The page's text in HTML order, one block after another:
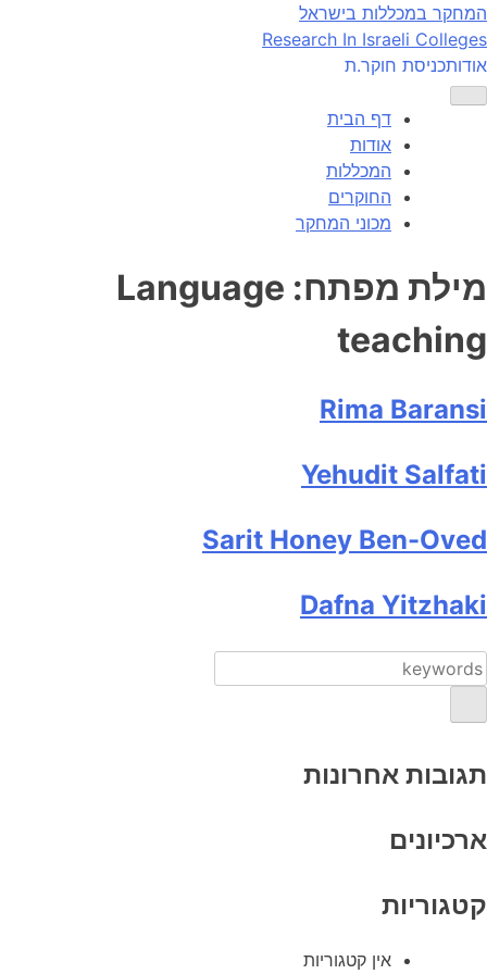
Skip
to
content
המחקר במכללות בישראל
Research In Israeli Colleges
אודותכניסת חוקר.ת
דף הבית
אודות
המכללות
החוקרים
מכוני המחקר
מילת מפתח: Language
teaching
Rima Baransi
Yehudit Salfati
Sarit Honey Ben-Oved
Dafna Yitzhaki
תגובות אחרונות
ארכיונים
קטגוריות
אין קטגוריות